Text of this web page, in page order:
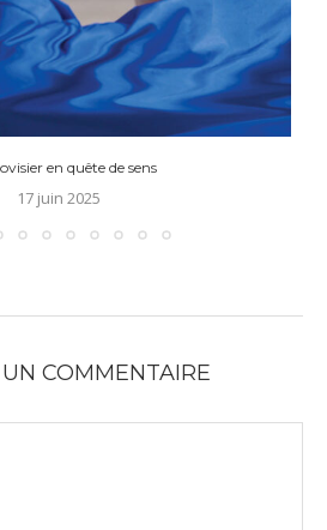
en quête de sens
17 juin 2025
UN COMMENTAIRE